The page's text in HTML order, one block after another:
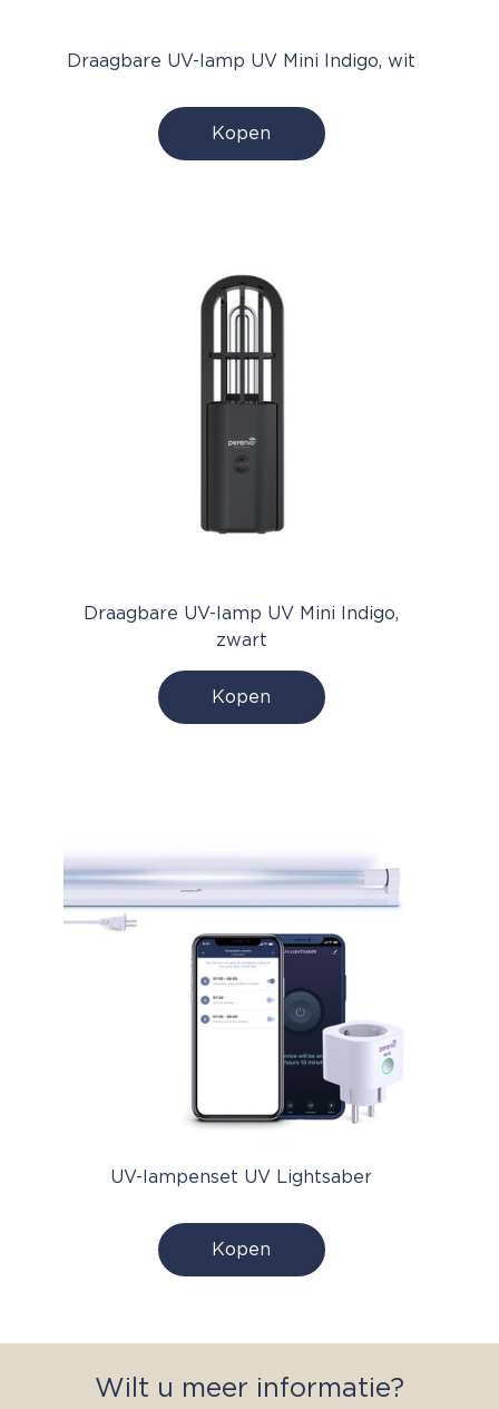
Draagbare UV-lamp UV Mini Indigo, wit
Kopen
Draagbare UV-lamp UV Mini Indigo,
zwart
Kopen
UV-lampenset UV Lightsaber
Kopen
Wilt u meer informatie?